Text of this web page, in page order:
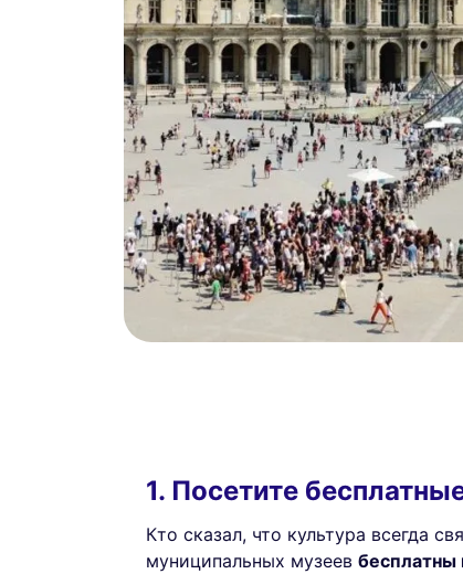
1. Посетите
Кто сказал, что культура всегда
муниципальных музеев бесплатны